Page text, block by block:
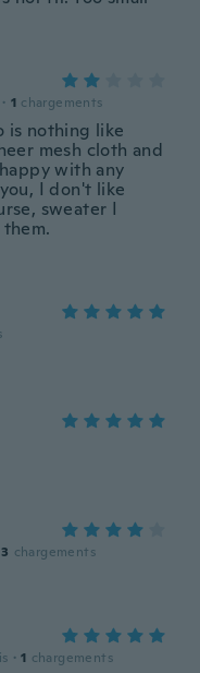
· 1 chargements
is nothing like
mesh cloth and
with any
I don't like
sweater I
3 chargements
· 1 chargements